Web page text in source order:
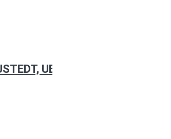
UELZEN, VINSTEDT, CELLE